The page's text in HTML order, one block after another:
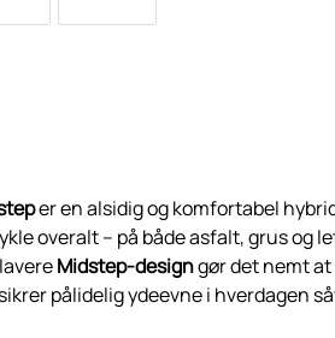
er en alsidig og komfortabel
overalt – på både asfalt, grus og
Midstep-designgør det nemt
pålidelig ydeevne i hverdagen